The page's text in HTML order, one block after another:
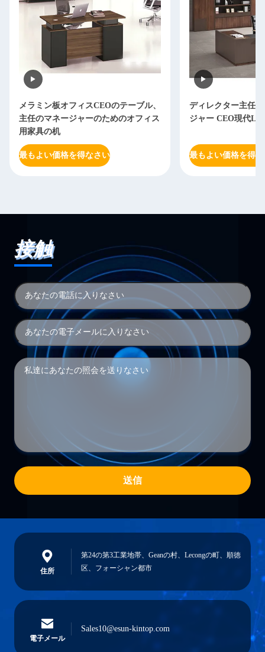
メラミン板オフィスCEOのテーブル、
主任のマネージャーのためのオフィス
用家具の机
最もよい価格を得なさい
ディレクター主任
ジャー CEO現代L
最もよい価格を得
接触
送信
住所
第24の第3工業地帯、Geanの村、Lecongの町、順徳
区、フォーシャン都市
電子メール
Sales10@esun-kintop.com